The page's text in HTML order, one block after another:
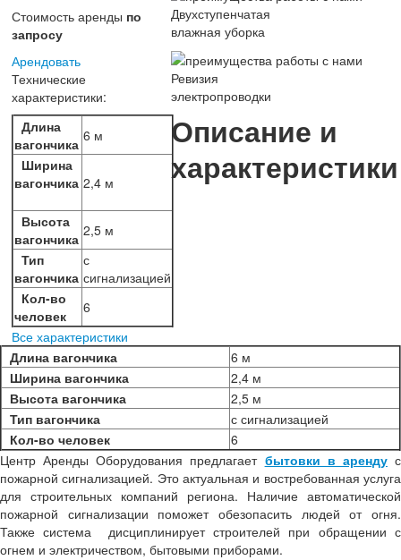
Стоимость аренды по
запросу
Арендовать
Технические
характеристики:
Длина
вагончика 6 м
Ширина
вагончика 2,4 м
Высота
вагончика 2,5 м
Тип
вагончика
с
сигнализацией
Кол-во
человек
6
Все характеристики
Двухступенчатая
влажная уборка
Ревизия
электропроводки
Описание и
характеристики
Длина вагончика
6 м
Ширина вагончика
2,4 м
Высота вагончика
2,5 м
Тип вагончика
с сигнализацией
Кол-во человек
6
Центр Аренды Оборудования предлагает бытовки в арендус
пожарной сигнализацией. Это актуальная и востребованная услуга
для строительных компаний региона. Наличие автоматической
пожарной сигнализации поможет обезопасить людей от огня.
Также система дисциплинирует строителей при обращении с
огнем и электричеством, бытовыми приборами.